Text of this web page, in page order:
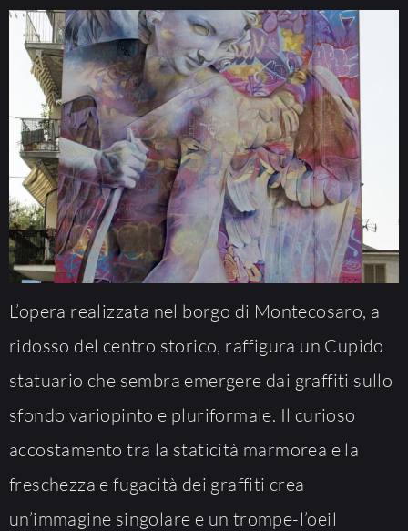
L’opera realizzata nel borgo di Montecosaro, a
ridosso del centro storico, raffigura un Cupido
statuario che sembra emergere dai graffiti sullo
sfondo variopinto e pluriformale. Il curioso
accostamento tra la staticità marmorea e la
freschezza e fugacità dei graffiti crea
un’immagine singolare e un trompe-l’oeil